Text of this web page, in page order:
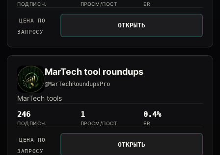
ПОДПИСЧ. ПРОСМ/ПОСТ ER
ЦЕНА ПО
ЗАПРОСУ
ОТКРЫТЬ
MarTech tool roundups
@MarTechRoundupsPro
MarTech tools
246
ПОДПИСЧ.
1
ПРОСМ/ПОСТ
0.4%
ER
ЦЕНА ПО
ЗАПРОСУ
ОТКРЫТЬ